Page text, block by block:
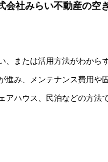
会社みらい不動産の空
、または活用方法がわから
み、メンテナンス費用や
アハウス、民泊などの方法